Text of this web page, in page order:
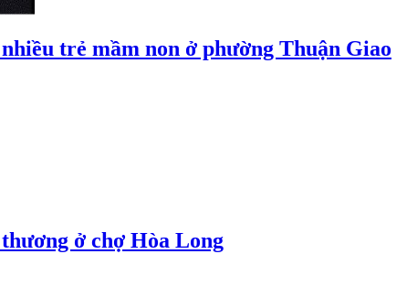
trẻ mầm non ở phường Thuận Giao
ở chợ Hòa Long